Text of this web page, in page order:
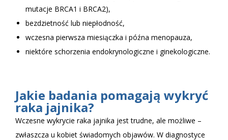
mutacje BRCA1 i BRCA2),
bezdzietność lub niepłodność,
wczesna pierwsza miesiączka i późna menopauza,
niektóre schorzenia endokrynologiczne i ginekologiczne.
Jakie badania pomagają wykryć
raka jajnika?
Wczesne wykrycie raka jajnika jest trudne, ale możliwe –
zwłaszcza u kobiet świadomych objawów. W diagnostyce